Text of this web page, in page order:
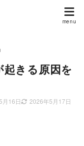
きる原因を
月16日 2026年5月17日